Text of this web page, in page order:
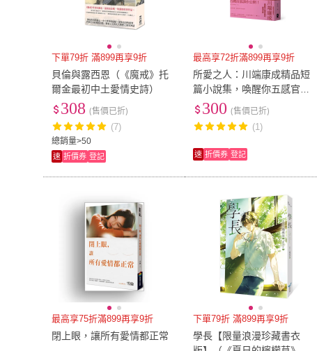
下單79折 滿899再享9折
貝倫與露西恩（《魔戒》托
爾金最初中土愛情史詩）
總銷量>50
308 (售價已折)
(7)
速 折價券 登記
最高享72折滿899再享9折
所愛之人：川端康成精品短
篇小說集，喚醒你五感官能
的愛情旨味
300 (售價已折)
(1)
速 折價券 登記
最高享75折滿899再享9折
閉上眼，讓所有愛情都正常
下單79折 滿899再享9折
學長【限量浪漫珍藏書衣